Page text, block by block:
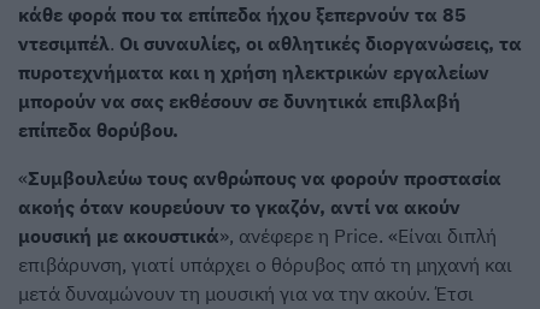
κάθε φορά που τα επίπεδα ήχου ξεπερνούν τα 85
ντεσιμπέλ. Οι συναυλίες, οι αθλητικές διοργανώσεις, τα
πυροτεχνήματα και η χρήση ηλεκτρικών εργαλείων
μπορούν να σας εκθέσουν σε δυνητικά επιβλαβή
επίπεδα θορύβου.
«Συμβουλεύω τους ανθρώπους να φορούν προστασία
ακοής όταν κουρεύουν το γκαζόν, αντί να ακούν
μουσική με ακουστικά», ανέφερε η Price. «Είναι διπλή
επιβάρυνση, γιατί υπάρχει ο θόρυβος από τη μηχανή και
μετά δυναμώνουν τη μουσική για να την ακούν. Έτσι